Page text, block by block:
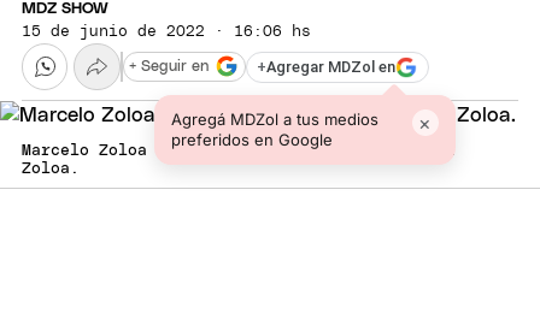
MDZ SHOW
15 de junio de 2022 · 16:06 hs
+Agregar MDZol en
Agregá MDZol a tus medios
preferidos en Google
×
+ Seguir en
Marcelo Zoloa estará en vivo. Foto: Gentileza
Zoloa.